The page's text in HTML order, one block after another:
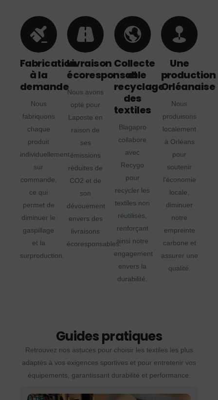
Fabrication
à la
demande
Nous
fabriquons
chaque
produit
individuellement
sur
commande,
ce qui
permet de
diminuer le
gaspillage
et la
surproduction.
Livraison
écoresponsable
Nous avons
opté pour
Laposte en
raison de
ses
émissions
réduites de
CO2 et de
son
dévouement
envers des
livraisons
écoresponsables.
Collecte
et
recyclage
des
textiles
Blagapro
collabore
avec
Recygo
pour
recycler les
textiles non
réutilisés,
renforçant
ainsi notre
engagement
envers la
durabilité.
Une
production
Orléanaise
Nous
produisons
localement
à Orléans
pour
soutenir
l'économie
locale,
diminuer
notre
empreinte
carbone et
assurer une
qualité.
Guides pratiques
Retrouvez nos astuces pour choisir les textiles les plus
adaptés à vos exigences sportives et pour entretenir vos
équipements, garantissant durabilité et performance.